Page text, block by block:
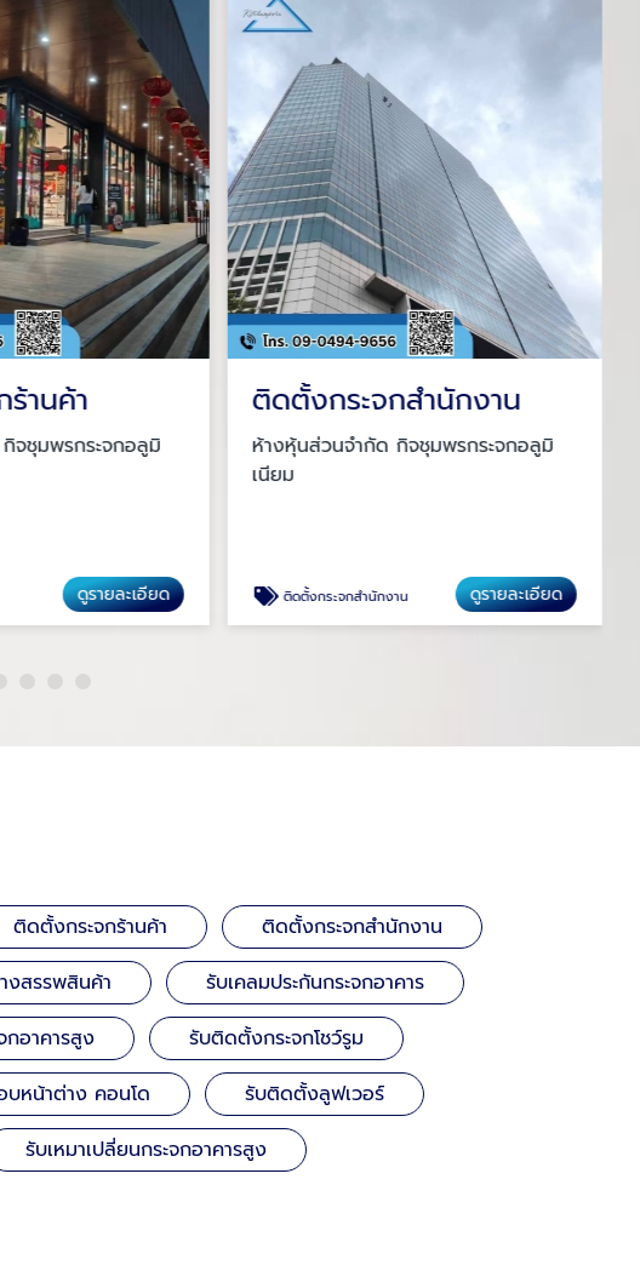
านค้า
จชุมพรกระจกอลูมิ
ดูรายละเอียด
ติดตั้งกระจกสำนักงาน
ห้างหุ้นส่วนจำกัด กิจชุมพรกระจกอลูมิ
เนียม
ติดตั้งกระจกสำนักงาน ดูรายละเอียด
ติดตั้งกระจกร้านค้า
ติดตั้งกระจกสำนักงาน
งสรรพสินค้า
รับเคลมประกันกระจกอาคาร
กอาคารสูง
รับติดตั้งกระจกโชว์รูม
บหน้าต่าง คอนโด
รับติดตั้งลูฟเวอร์
รับเหมาเปลี่ยนกระจกอาคารสูง